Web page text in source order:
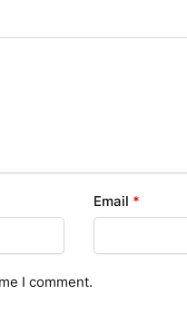
Email *
I comment.